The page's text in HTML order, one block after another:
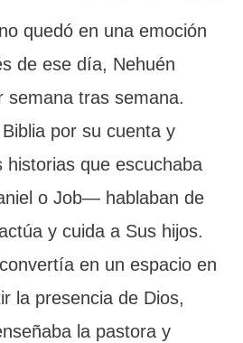
quedó en una emoción
de ese día, Nehuén
semana tras semana.
por su cuenta y
historias que escuchaba
o Job— hablaban de
y cuida a Sus hijos.
en un espacio en
la presencia de Dios,
la pastora y